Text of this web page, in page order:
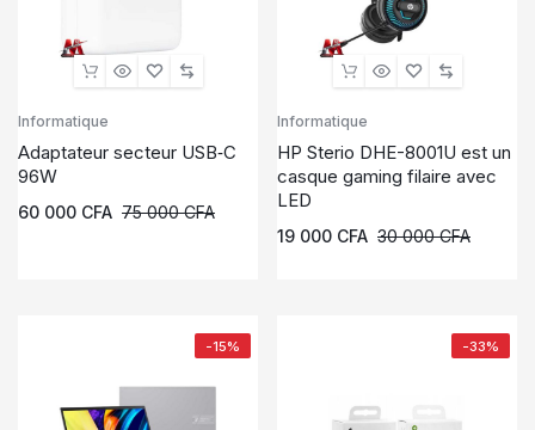
Informatique
Adaptateur secteur USB‑C
96W
75 000CFA
60 000 CFA
Informatique
HP Sterio DHE-8001U est un
casque gaming filaire avec
LED
30 000CFA
19 000 CFA
-15% -33%